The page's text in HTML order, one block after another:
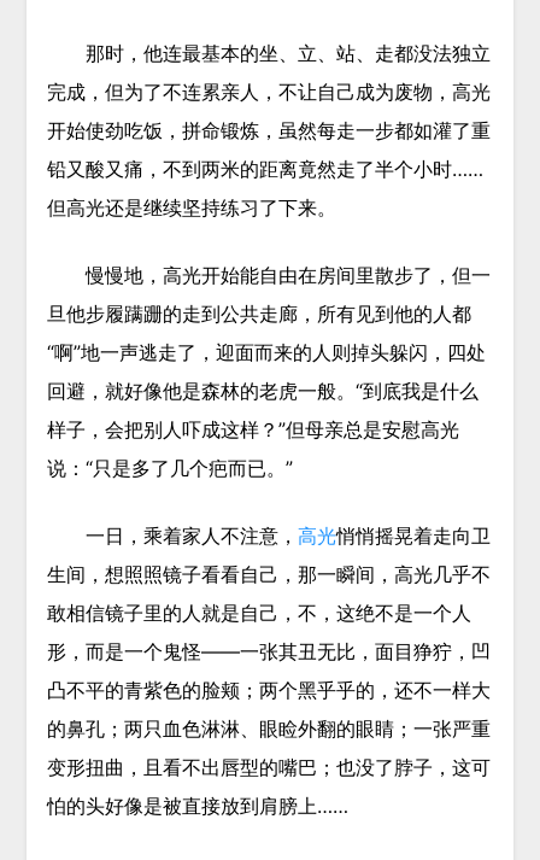
那时，他连最基本的坐、立、站、走都没法独立
完成，但为了不连累亲人，不让自己成为废物，高光
开始使劲吃饭，拼命锻炼，虽然每走一步都如灌了重
铅又酸又痛，不到两米的距离竟然走了半个小时……
但高光还是继续坚持练习了下来。
慢慢地，高光开始能自由在房间里散步了，但一
旦他步履蹒跚的走到公共走廊，所有见到他的人都
“啊”地一声逃走了，迎面而来的人则掉头躲闪，四处
回避，就好像他是森林的老虎一般。“到底我是什么
样子，会把别人吓成这样？”但母亲总是安慰高光
说：“只是多了几个疤而已。”
一日，乘着家人不注意， 高光悄悄摇晃着走向卫
生间，想照照镜子看看自己，那一瞬间，高光几乎不
敢相信镜子里的人就是自己，不，这绝不是一个人
形，而是一个鬼怪——一张其丑无比，面目狰狞，凹
凸不平的青紫色的脸颊；两个黑乎乎的，还不一样大
的鼻孔；两只血色淋淋、眼睑外翻的眼睛；一张严重
变形扭曲，且看不出唇型的嘴巴；也没了脖子，这可
怕的头好像是被直接放到肩膀上……